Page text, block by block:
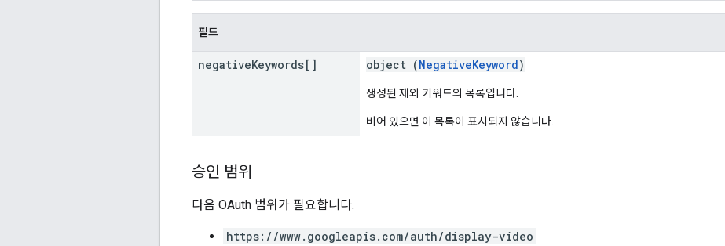
필드
negativeKeywords[] object (NegativeKeyword)
생성된 제외 키워드의 목록입니다.
비어 있으면 이 목록이 표시되지 않습니다.
승인 범위
다음 OAuth 범위가 필요합니다.
https://www.googleapis.com/auth/display-video